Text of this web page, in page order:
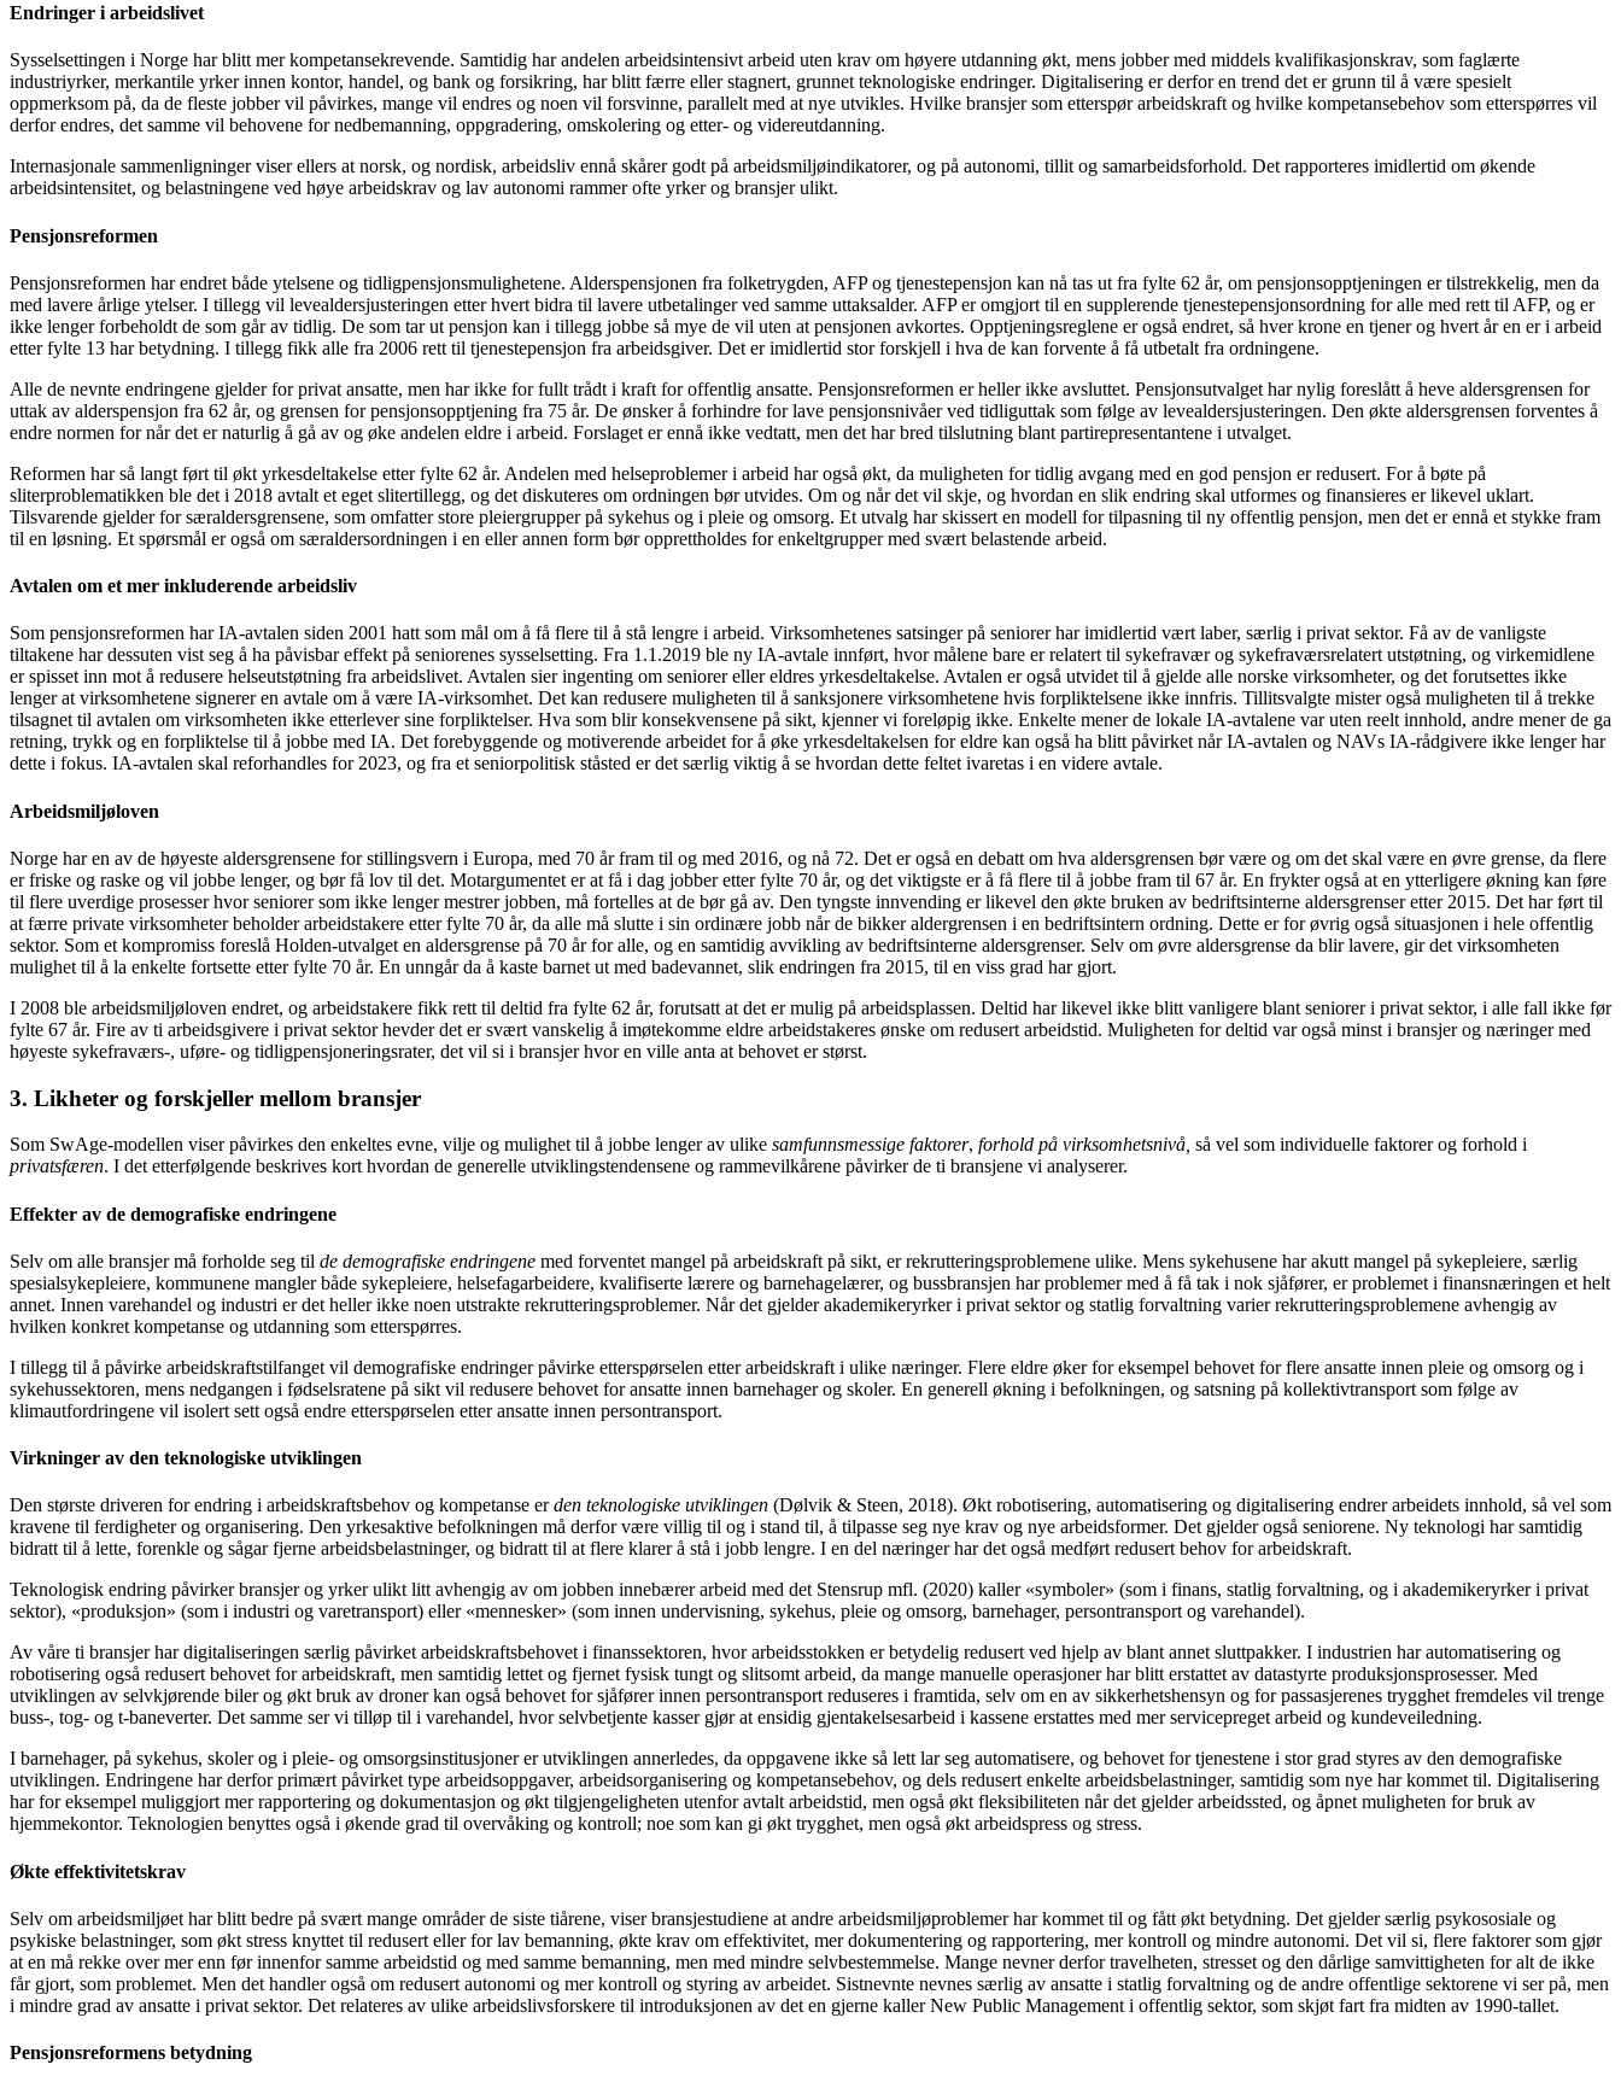
Endringer i arbeidslivet
Sysselsettingen i Norge har blitt mer kompetansekrevende. Samtidig har andelen arbeidsintensivt arbeid uten krav om høyere utdanning økt, mens jobber med middels kvalifikasjonskrav, som faglærte
industriyrker, merkantile yrker innen kontor, handel, og bank og forsikring, har blitt færre eller stagnert, grunnet teknologiske endringer. Digitalisering er derfor en trend det er grunn til å være spesielt
oppmerksom på, da de fleste jobber vil påvirkes, mange vil endres og noen vil forsvinne, parallelt med at nye utvikles. Hvilke bransjer som etterspør arbeidskraft og hvilke kompetansebehov som etterspørres vil
derfor endres, det samme vil behovene for nedbemanning, oppgradering, omskolering og etter- og videreutdanning.
Internasjonale sammenligninger viser ellers at norsk, og nordisk, arbeidsliv ennå skårer godt på arbeidsmiljøindikatorer, og på autonomi, tillit og samarbeidsforhold. Det rapporteres imidlertid om økende
arbeidsintensitet, og belastningene ved høye arbeidskrav og lav autonomi rammer ofte yrker og bransjer ulikt.
Pensjonsreformen
Pensjonsreformen har endret både ytelsene og tidligpensjonsmulighetene. Alderspensjonen fra folketrygden, AFP og tjenestepensjon kan nå tas ut fra fylte 62 år, om pensjonsopptjeningen er tilstrekkelig, men da
med lavere årlige ytelser. I tillegg vil levealdersjusteringen etter hvert bidra til lavere utbetalinger ved samme uttaksalder. AFP er omgjort til en supplerende tjenestepensjonsordning for alle med rett til AFP, og er
ikke lenger forbeholdt de som går av tidlig. De som tar ut pensjon kan i tillegg jobbe så mye de vil uten at pensjonen avkortes. Opptjeningsreglene er også endret, så hver krone en tjener og hvert år en er i arbeid
etter fylte 13 har betydning. I tillegg fikk alle fra 2006 rett til tjenestepensjon fra arbeidsgiver. Det er imidlertid stor forskjell i hva de kan forvente å få utbetalt fra ordningene.
Alle de nevnte endringene gjelder for privat ansatte, men har ikke for fullt trådt i kraft for offentlig ansatte. Pensjonsreformen er heller ikke avsluttet. Pensjonsutvalget har nylig foreslått å heve aldersgrensen for
uttak av alderspensjon fra 62 år, og grensen for pensjonsopptjening fra 75 år. De ønsker å forhindre for lave pensjonsnivåer ved tidliguttak som følge av levealdersjusteringen. Den økte aldersgrensen forventes å
endre normen for når det er naturlig å gå av og øke andelen eldre i arbeid. Forslaget er ennå ikke vedtatt, men det har bred tilslutning blant partirepresentantene i utvalget.
Reformen har så langt ført til økt yrkesdeltakelse etter fylte 62 år. Andelen med helseproblemer i arbeid har også økt, da muligheten for tidlig avgang med en god pensjon er redusert. For å bøte på
sliterproblematikken ble det i 2018 avtalt et eget slitertillegg, og det diskuteres om ordningen bør utvides. Om og når det vil skje, og hvordan en slik endring skal utformes og finansieres er likevel uklart.
Tilsvarende gjelder for særaldersgrensene, som omfatter store pleiergrupper på sykehus og i pleie og omsorg. Et utvalg har skissert en modell for tilpasning til ny offentlig pensjon, men det er ennå et stykke fram
til en løsning. Et spørsmål er også om særaldersordningen i en eller annen form bør opprettholdes for enkeltgrupper med svært belastende arbeid.
Avtalen om et mer inkluderende arbeidsliv
Som pensjonsreformen har IA-avtalen siden 2001 hatt som mål om å få flere til å stå lengre i arbeid. Virksomhetenes satsinger på seniorer har imidlertid vært laber, særlig i privat sektor. Få av de vanligste
tiltakene har dessuten vist seg å ha påvisbar effekt på seniorenes sysselsetting. Fra 1.1.2019 ble ny IA-avtale innført, hvor målene bare er relatert til sykefravær og sykefraværsrelatert utstøtning, og virkemidlene
er spisset inn mot å redusere helseutstøtning fra arbeidslivet. Avtalen sier ingenting om seniorer eller eldres yrkesdeltakelse. Avtalen er også utvidet til å gjelde alle norske virksomheter, og det forutsettes ikke
lenger at virksomhetene signerer en avtale om å være IA-virksomhet. Det kan redusere muligheten til å sanksjonere virksomhetene hvis forpliktelsene ikke innfris. Tillitsvalgte mister også muligheten til å trekke
tilsagnet til avtalen om virksomheten ikke etterlever sine forpliktelser. Hva som blir konsekvensene på sikt, kjenner vi foreløpig ikke. Enkelte mener de lokale IA-avtalene var uten reelt innhold, andre mener de ga
retning, trykk og en forpliktelse til å jobbe med IA. Det forebyggende og motiverende arbeidet for å øke yrkesdeltakelsen for eldre kan også ha blitt påvirket når IA-avtalen og NAVs IA-rådgivere ikke lenger har
dette i fokus. IA-avtalen skal reforhandles for 2023, og fra et seniorpolitisk ståsted er det særlig viktig å se hvordan dette feltet ivaretas i en videre avtale.
Arbeidsmiljøloven
Norge har en av de høyeste aldersgrensene for stillingsvern i Europa, med 70 år fram til og med 2016, og nå 72. Det er også en debatt om hva aldersgrensen bør være og om det skal være en øvre grense, da flere
er friske og raske og vil jobbe lenger, og bør få lov til det. Motargumentet er at få i dag jobber etter fylte 70 år, og det viktigste er å få flere til å jobbe fram til 67 år. En frykter også at en ytterligere økning kan føre
til flere uverdige prosesser hvor seniorer som ikke lenger mestrer jobben, må fortelles at de bør gå av. Den tyngste innvending er likevel den økte bruken av bedriftsinterne aldersgrenser etter 2015. Det har ført til
at færre private virksomheter beholder arbeidstakere etter fylte 70 år, da alle må slutte i sin ordinære jobb når de bikker aldergrensen i en bedriftsintern ordning. Dette er for øvrig også situasjonen i hele offentlig
sektor. Som et kompromiss foreslå Holden-utvalget en aldersgrense på 70 år for alle, og en samtidig avvikling av bedriftsinterne aldersgrenser. Selv om øvre aldersgrense da blir lavere, gir det virksomheten
mulighet til å la enkelte fortsette etter fylte 70 år. En unngår da å kaste barnet ut med badevannet, slik endringen fra 2015, til en viss grad har gjort.
I 2008 ble arbeidsmiljøloven endret, og arbeidstakere fikk rett til deltid fra fylte 62 år, forutsatt at det er mulig på arbeidsplassen. Deltid har likevel ikke blitt vanligere blant seniorer i privat sektor, i alle fall ikke før
fylte 67 år. Fire av ti arbeidsgivere i privat sektor hevder det er svært vanskelig å imøtekomme eldre arbeidstakeres ønske om redusert arbeidstid. Muligheten for deltid var også minst i bransjer og næringer med
høyeste sykefraværs-, uføre- og tidligpensjoneringsrater, det vil si i bransjer hvor en ville anta at behovet er størst.
3. Likheter og forskjeller mellom bransjer
Som SwAge-modellen viser påvirkes den enkeltes evne, vilje og mulighet til å jobbe lenger av ulike samfunnsmessige faktorer, forhold på virksomhetsnivå, så vel som individuelle faktorerog forhold i
privatsfæren. I det etterfølgende beskrives kort hvordan de generelle utviklingstendensene og rammevilkårene påvirker de ti bransjene vi analyserer.
Effekter av de demografiske endringene
Selv om alle bransjer må forholde seg til de demografiske endringene med forventet mangel på arbeidskraft på sikt, er rekrutteringsproblemene ulike. Mens sykehusene har akutt mangel på sykepleiere, særlig
spesialsykepleiere, kommunene mangler både sykepleiere, helsefagarbeidere, kvalifiserte lærere og barnehagelærer, og bussbransjen har problemer med å få tak i nok sjåfører, er problemet i finansnæringen et helt
annet. Innen varehandel og industri er det heller ikke noen utstrakte rekrutteringsproblemer. Når det gjelder akademikeryrker i privat sektor og statlig forvaltning varier rekrutteringsproblemene avhengig av
hvilken konkret kompetanse og utdanning som etterspørres.
I tillegg til å påvirke arbeidskraftstilfanget vil demografiske endringer påvirke etterspørselen etter arbeidskraft i ulike næringer. Flere eldre øker for eksempel behovet for flere ansatte innen pleie og omsorg og i
sykehussektoren, mens nedgangen i fødselsratene på sikt vil redusere behovet for ansatte innen barnehager og skoler. En generell økning i befolkningen, og satsning på kollektivtransport som følge av
klimautfordringene vil isolert sett også endre etterspørselen etter ansatte innen persontransport.
Virkninger av den teknologiske utviklingen
Den største driveren for endring i arbeidskraftsbehov og kompetanse erden teknologiske utviklingen (Dølvik & Steen, 2018). Økt robotisering, automatisering og digitalisering endrer arbeidets innhold, så vel som
kravene til ferdigheter og organisering. Den yrkesaktive befolkningen må derfor være villig til og i stand til, å tilpasse seg nye krav og nye arbeidsformer. Det gjelder også seniorene. Ny teknologi har samtidig
bidratt til å lette, forenkle og sågar fjerne arbeidsbelastninger, og bidratt til at flere klarer å stå i jobb lengre. I en del næringer har det også medført redusert behov for arbeidskraft.
Teknologisk endring påvirker bransjer og yrker ulikt litt avhengig av om jobben innebærer arbeid med det Stensrup mfl. (2020) kaller «symboler» (som i finans, statlig forvaltning, og i akademikeryrker i privat
sektor), «produksjon» (som i industri og varetransport) eller «mennesker» (som innen undervisning, sykehus, pleie og omsorg, barnehager, persontransport og varehandel).
Av våre ti bransjer har digitaliseringen særlig påvirket arbeidskraftsbehovet i finanssektoren, hvor arbeidsstokken er betydelig redusert ved hjelp av blant annet sluttpakker. I industrien har automatisering og
robotisering også redusert behovet for arbeidskraft, men samtidig lettet og fjernet fysisk tungt og slitsomt arbeid, da mange manuelle operasjoner har blitt erstattet av datastyrte produksjonsprosesser. Med
utviklingen av selvkjørende biler og økt bruk av droner kan også behovet for sjåfører innen persontransport reduseres i framtida, selv om en av sikkerhetshensyn og for passasjerenes trygghet fremdeles vil trenge
buss-, tog- og t-baneverter. Det samme ser vi tilløp til i varehandel, hvor selvbetjente kasser gjør at ensidig gjentakelsesarbeid i kassene erstattes med mer servicepreget arbeid og kundeveiledning.
I barnehager, på sykehus, skoler og i pleie- og omsorgsinstitusjoner er utviklingen annerledes, da oppgavene ikke så lett lar seg automatisere, og behovet for tjenestene i stor grad styres av den demografiske
utviklingen. Endringene har derfor primært påvirket type arbeidsoppgaver, arbeidsorganisering og kompetansebehov, og dels redusert enkelte arbeidsbelastninger, samtidig som nye har kommet til. Digitalisering
har for eksempel muliggjort mer rapportering og dokumentasjon og økt tilgjengeligheten utenfor avtalt arbeidstid, men også økt fleksibiliteten når det gjelder arbeidssted, og åpnet muligheten for bruk av
hjemmekontor. Teknologien benyttes også i økende grad til overvåking og kontroll; noe som kan gi økt trygghet, men også økt arbeidspress og stress.
Økte effektivitetskrav
Selv om arbeidsmiljøet har blitt bedre på svært mange områder de siste tiårene, viser bransjestudiene at andre arbeidsmiljøproblemer har kommet til og fått økt betydning. Det gjelder særlig psykososiale og
psykiske belastninger, som økt stress knyttet til redusert eller for lav bemanning, økte krav om effektivitet, mer dokumentering og rapportering, mer kontroll og mindre autonomi. Det vil si, flere faktorer som gjør
at en må rekke over mer enn før innenfor samme arbeidstid og med samme bemanning, men med mindre selvbestemmelse. Mange nevner derfor travelheten, stresset og den dårlige samvittigheten for alt de ikke
får gjort, som problemet. Men det handler også om redusert autonomi og mer kontroll og styring av arbeidet. Sistnevnte nevnes særlig av ansatte i statlig forvaltning og de andre offentlige sektorene vi ser på, men
i mindre grad av ansatte i privat sektor. Det relateres av ulike arbeidslivsforskere til introduksjonen av det en gjerne kaller New Public Management i offentlig sektor, som skjøt fart fra midten av 1990-tallet.
Pensjonsreformens betydning